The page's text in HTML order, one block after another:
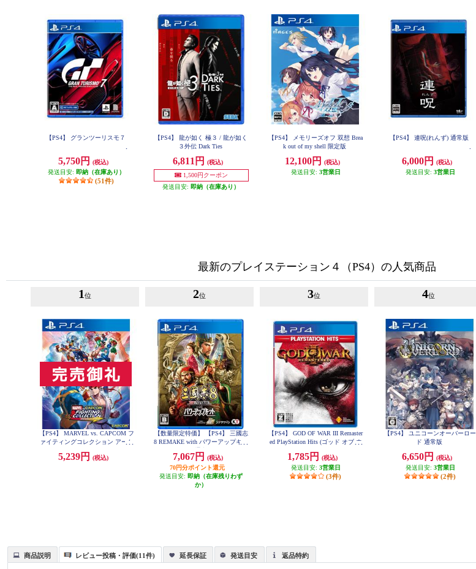
【PS4】 グランツーリスモ７
5,750円
(税込)
発送目安: 即納（在庫あり）
(51件)
【PS4】 龍が如く 極３ / 龍が如く
３外伝 Dark Ties
6,811円
(税込)
1,500円クーポン
発送目安: 即納（在庫あり）
【PS4】 メモリーズオフ 双想 Brea
k out of my shell 限定版
12,100円
(税込)
発送目安: 3営業日
【PS4】 連呪(れんず) 通常版
6,000円
(税込)
発送目安: 3営業日
最新のプレイステーション４（PS4）の人気商品
1 位
【PS4】 MARVEL vs. CAPCOM フ
ァイティングコレクション アーケ
5,239円 (税込)
2位
【数量限定特価】 【PS4】 三國志
8 REMAKE with パワーアップキッ
7,067円
(税込)
70円分ポイント還元
発送目安: 即納（在庫残りわず
か）
3位
【PS4】 GOD OF WAR III Remaster
ed PlayStation Hits (ゴッド オブ ウ
1,785円
(税込)
発送目安: 3営業日
(3件)
4位
【PS4】 ユニコーンオーバーロー
ド 通常版
6,650円
(税込)
発送目安: 3営業日
(2件)
商品説明 レビュー投稿・評価(11件) 延長保証 発送目安 返品特約